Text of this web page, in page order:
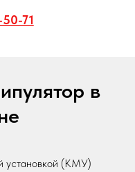
71
в
установкой (КМУ)